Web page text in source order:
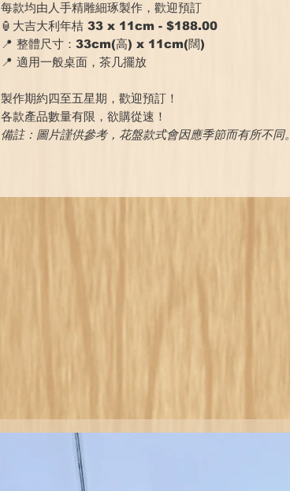
每款均由人手精雕細琢製作，歡迎預訂
🏮大吉大利年桔 33 x 11cm - $188.00
📍 整體尺寸：33cm(高) x 11cm(闊)
📍 適用一般桌面，茶几擺放
製作期約四至五星期，歡迎預訂！
各款產品數量有限，欲購從速！
備註：圖片謹供參考，花盤款式會因應季節而有所不同。